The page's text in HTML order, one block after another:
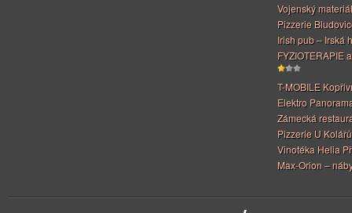
Vojenský
Pizzerie
Irish pub – Irská
FYZIOTERAPIE
T-MOBILE
Elektro
Zámecká
Pizzerie U Kolářů
Vinotéka Helia
Max-Orion –